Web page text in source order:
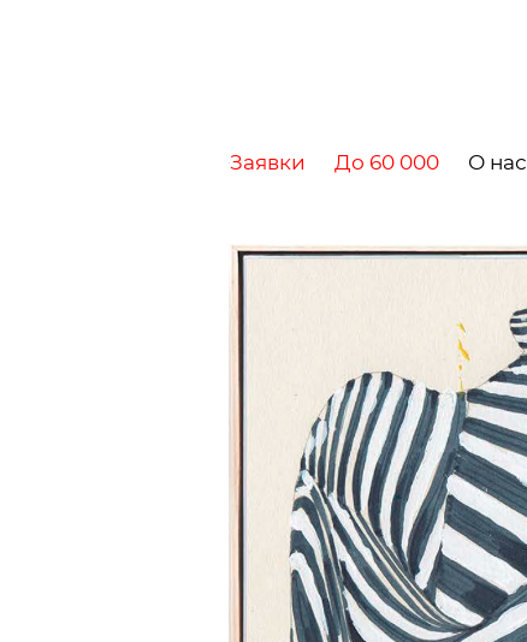
Заявки До 60 000 О нас